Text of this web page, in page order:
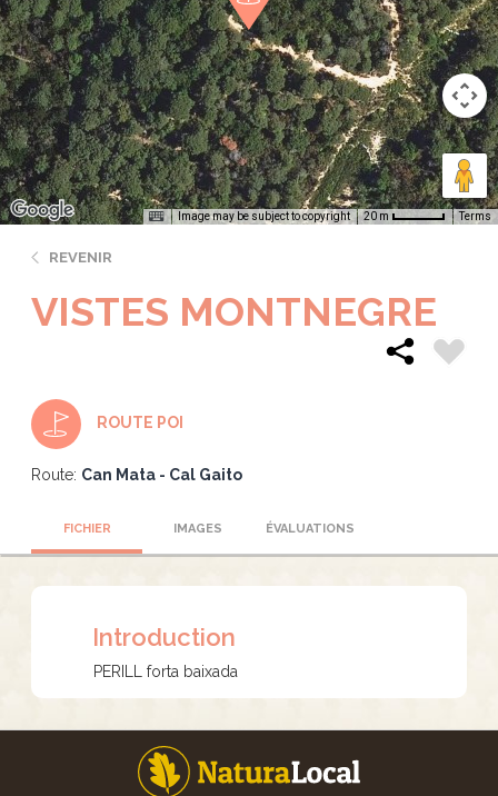
Image may be subject to copyright 20 m Terms
REVENIR
VISTES MONTNEGRE
ROUTE POI
Route: Can Mata - Cal Gaito
FICHIER IMAGES ÉVALUATIONS
Introduction
PERILL forta baixada